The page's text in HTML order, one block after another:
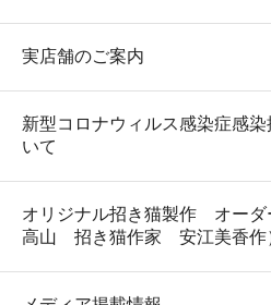
実店舗のご案内
新型コロナウィルス感染症感
いて
オリジナル招き猫製作 オー
高山 招き猫作家 安江美香作